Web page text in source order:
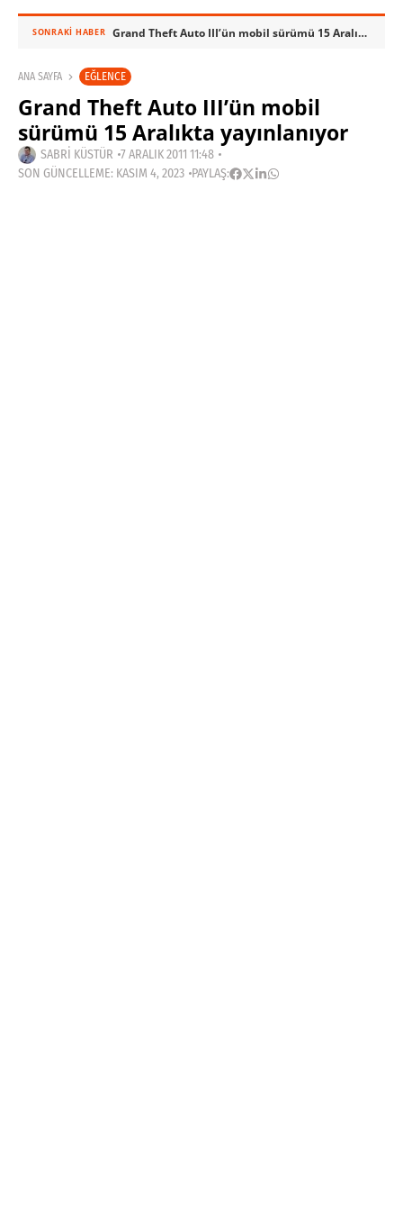
SONRAKI HABER Grand Theft Auto III’ün mobil sürümü 15 Aralıkta yayınlanıyor
ANA SAYFA EĞLENCE
Grand Theft Auto III’ün mobil
sürümü 15 Aralıkta yayınlanıyor
SABRI KÜSTÜR 7 ARALIK 2011 11:48
SON GÜNCELLEME: KASIM 4, 2023 PAYLAŞ: